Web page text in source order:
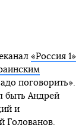
«Россия 1»
поговорить».
быть Андрей
и
Голованов.